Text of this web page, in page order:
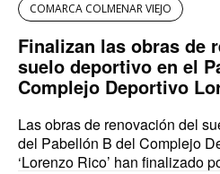
COMARCA COLMENAR VIEJO
Finalizan las obras de
suelo deportivo en el
Complejo Deportivo
Las obras de renovación del
del Pabellón B del Complejo
‘Lorenzo Rico’ han finalizado